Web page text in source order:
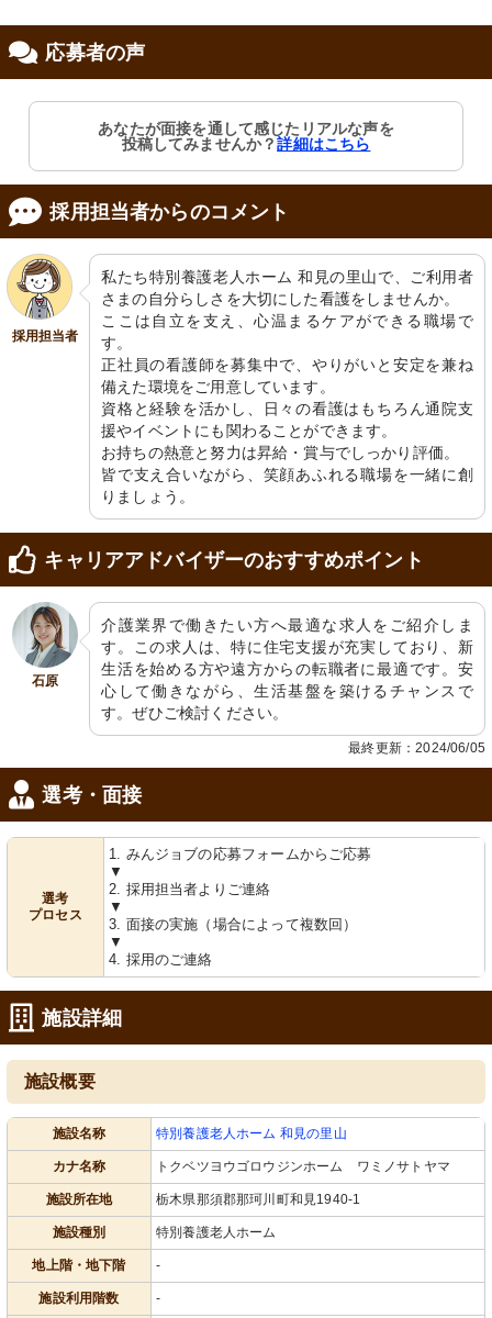
応募者の声
あなたが面接を通して感じたリアルな声を
投稿してみませんか？詳細はこちら
採用担当者からのコメント
採用担当者
私たち特別養護老人ホーム 和見の里山で、ご利用者
さまの自分らしさを大切にした看護をしませんか。
ここは自立を支え、心温まるケアができる職場で
す。
正社員の看護師を募集中で、やりがいと安定を兼ね
備えた環境をご用意しています。
資格と経験を活かし、日々の看護はもちろん通院支
援やイベントにも関わることができます。
お持ちの熱意と努力は昇給・賞与でしっかり評価。
皆で支え合いながら、笑顔あふれる職場を一緒に創
りましょう。
キャリアアドバイザーのおすすめポイント
石原
介護業界で働きたい方へ最適な求人をご紹介しま
す。この求人は、特に住宅支援が充実しており、新
生活を始める方や遠方からの転職者に最適です。安
心して働きながら、生活基盤を築けるチャンスで
す。ぜひご検討ください。
最終更新：2024/06/05
選考・面接
選考
プロセス
1. みんジョブの応募フォームからご応募
▼
2. 採用担当者よりご連絡
▼
3. 面接の実施（場合によって複数回）
▼
4. 採用のご連絡
施設詳細
施設概要
施設名称 特別養護老人ホーム 和見の里山
カナ名称 トクベツヨウゴロウジンホーム ワミノサトヤマ
施設所在地 栃木県那須郡那珂川町和見1940-1
施設種別 特別養護老人ホーム
地上階・地下階 -
施設利用階数 -